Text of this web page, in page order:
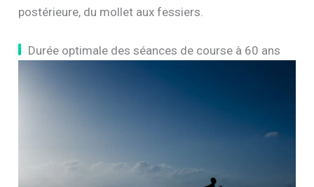
postérieure, du mollet aux fessiers.
Durée optimale des séances de course à 60 ans